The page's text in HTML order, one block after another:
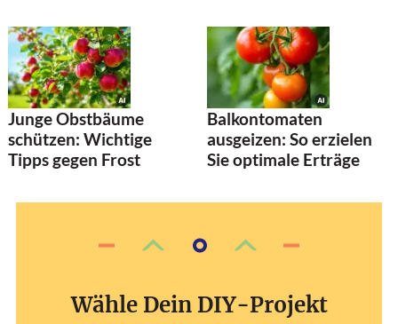
Junge Obstbäume
schützen: Wichtige
Tipps gegen Frost
Balkontomaten
ausgeizen: So erzielen
Sie optimale Erträge
Wähle Dein DIY-Projekt